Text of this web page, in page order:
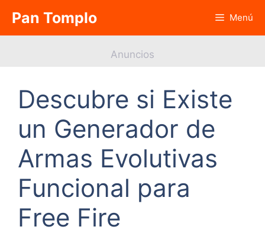
contenido
Pan Tomplo Menú
Anuncios
Descubre si Existe
un Generador de
Armas Evolutivas
Funcional para
Free Fire